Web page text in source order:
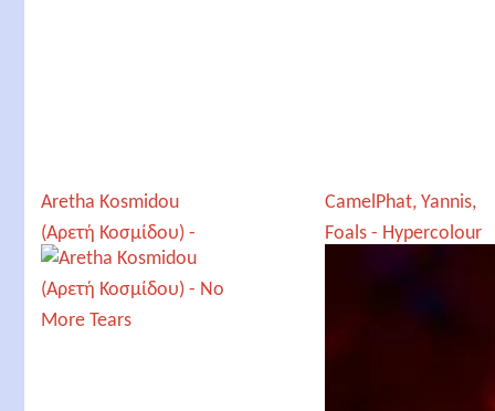
Aretha Kosmidou
(Αρετή Κοσμίδου) -
No More Tears
CamelPhat, Yannis,
Foals - Hypercolour